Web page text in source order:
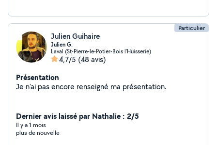
Particulier
Julien Guihaire
Julien G.
Laval (St-Pierre-le-Potier-Bois l'Huisserie)
4,7/5 (48 avis)
Présentation
Je n'ai pas encore renseigné ma présentation.
Dernier avis laissé par Nathalie : 2/5
Il y a 1 mois
plus de nouvelle